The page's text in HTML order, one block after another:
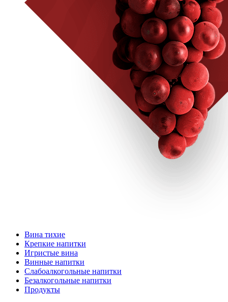
Вина тихие
Крепкие напитки
Игристые вина
Винные напитки
Слабоалкогольные напитки
Безалкогольные напитки
Продукты